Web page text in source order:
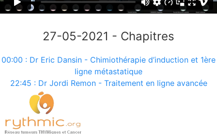
27-05-2021 - Chapitres
00:00 : Dr Eric Dansin - Chimiothérapie d’induction et 1ère
ligne métastatique
22:45 : Dr Jordi Remon - Traitement en ligne avancée